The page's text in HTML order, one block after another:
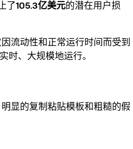
了105.3亿美元的潜在用户损
流动性和正常运行时间而受到
时、大规模地运行。
显的复制粘贴模板和粗糙的假